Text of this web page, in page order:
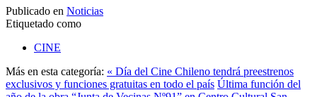
Publicado en Noticias
Etiquetado como
CINE
Más en esta categoría: « Día del Cine Chileno tendrá preestrenos
exclusivos y funciones gratuitas en todo el país Última función del